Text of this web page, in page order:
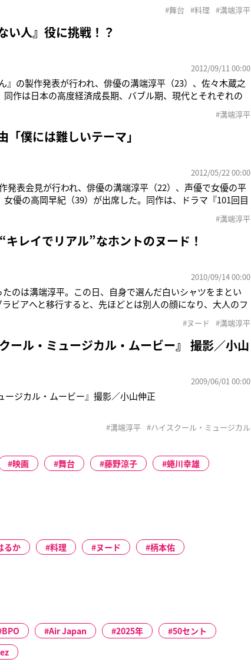
ないので、料理はのんびりといい気分転換。最近、自販機で売
#舞台 #料理 #溝端淳平
人』役に挑戦！？
2012/09/11 00:00
』の製作発表が行われ、俳優の溝端淳平（23）、佐々木蔵之
作は日本の高度経済成長期、バブル期、現代とそれぞれの
張しています。『一番成長したね』と言われるよう精いっぱい
#溝端淳平
僕には難しいテーマ」
2012/05/22 00:00
発表会見が行われ、俳優の溝端淳平（22）、声優で女優の平
優の高岡早紀（39）が出席した。同作は、ドラマ『101回目
純愛物語。主演の溝端は「真実の愛とは何か、男の人はなぜ浮
#溝端淳平
イでリアル”なホントのヌード！
2010/09/14 00:00
たのは溝端淳平。この日、自身で選んだ白いシャツをまとい
ビアへと移行すると、先ほどとは別人の顔になり、大人のフ
ード姿を、本誌で独占公開！（撮影／HIJIKA）#ヌード #溝端淳平
ル・ミュージカル・ムービー』 撮影／小山
2009/06/01 00:00
ジカル・ムービー』撮影／小山伸正
#溝端淳平 #ハイスクール・ミュージカル
映画 舞台 藤野涼子
蜷川幸雄
るか 料理 ヌード
柄本佑
BPO Air Japan 2025年
50セント